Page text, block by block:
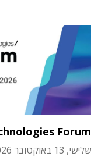
Forum
שלישי, 13 באוקטובר 2026